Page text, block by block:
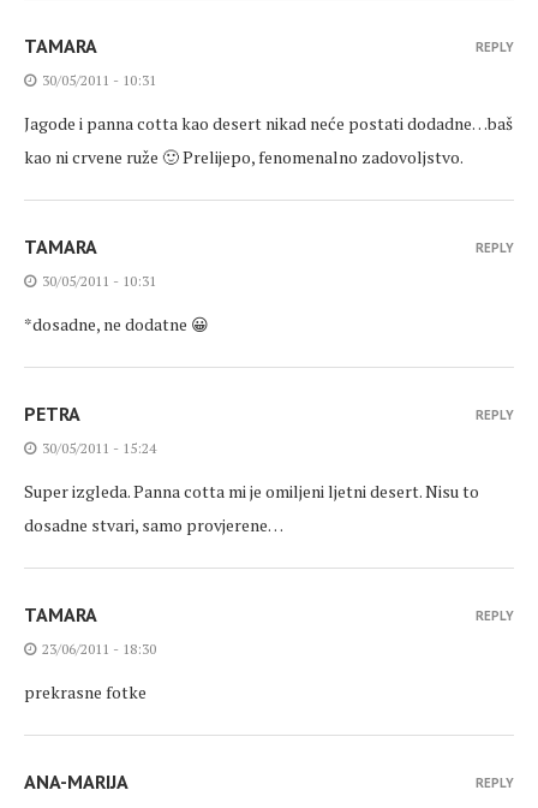
TAMARA
30/05/2011 - 10:31
Jagode i panna cotta kao desert nikad neće postati dodadne…baš
kao ni crvene ruže 🙂 Prelijepo, fenomenalno zadovoljstvo.
REPLY
TAMARA
30/05/2011 - 10:31
*dosadne, ne dodatne 😀
REPLY
PETRA
30/05/2011 - 15:24
Super izgleda. Panna cotta mi je omiljeni ljetni desert. Nisu to
dosadne stvari, samo provjerene…
REPLY
TAMARA
23/06/2011 - 18:30
prekrasne fotke
REPLY
ANA-MARIJA REPLY